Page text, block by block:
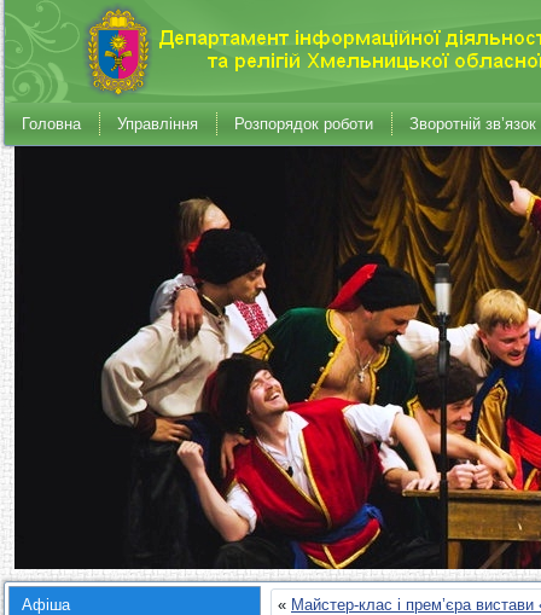
Головна Управління Розпорядок роботи Зворотній зв’язок
Афіша « Майстер-клас і прем’єра